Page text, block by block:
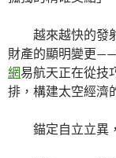
越來越快的發
財產的顯明變更
網易航天正在從技
排，構建太空經濟
錨定自立立異